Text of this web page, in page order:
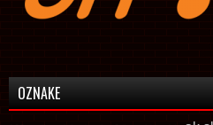
OZNAKE